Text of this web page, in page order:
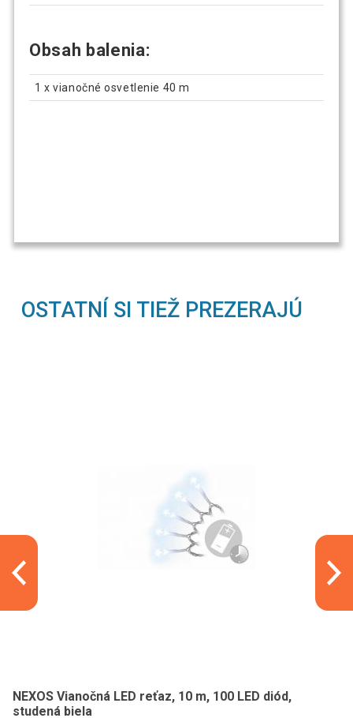
Obsah balenia:
1 x vianočné osvetlenie 40 m
OSTATNÍ SI TIEŽ PREZERAJÚ
NEXOS Vianočná LED reťaz, 10 m, 100 LED diód,
studená biela